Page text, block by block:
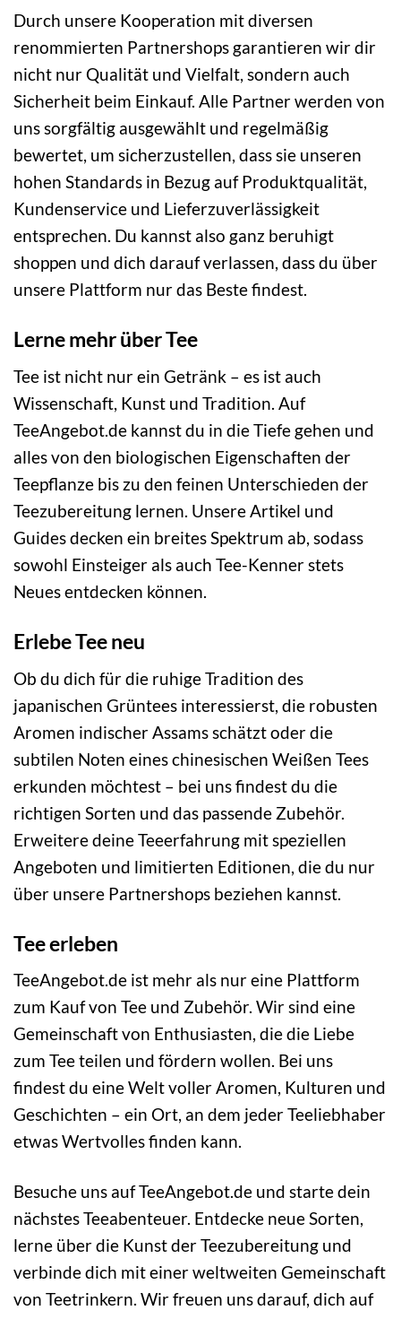
Durch unsere Kooperation mit diversen
renommierten Partnershops garantieren wir dir
nicht nur Qualität und Vielfalt, sondern auch
Sicherheit beim Einkauf. Alle Partner werden von
uns sorgfältig ausgewählt und regelmäßig
bewertet, um sicherzustellen, dass sie unseren
hohen Standards in Bezug auf Produktqualität,
Kundenservice und Lieferzuverlässigkeit
entsprechen. Du kannst also ganz beruhigt
shoppen und dich darauf verlassen, dass du über
unsere Plattform nur das Beste findest.
Lerne mehr über Tee
Tee ist nicht nur ein Getränk – es ist auch
Wissenschaft, Kunst und Tradition. Auf
TeeAngebot.de kannst du in die Tiefe gehen und
alles von den biologischen Eigenschaften der
Teepflanze bis zu den feinen Unterschieden der
Teezubereitung lernen. Unsere Artikel und
Guides decken ein breites Spektrum ab, sodass
sowohl Einsteiger als auch Tee-Kenner stets
Neues entdecken können.
Erlebe Tee neu
Ob du dich für die ruhige Tradition des
japanischen Grüntees interessierst, die robusten
Aromen indischer Assams schätzt oder die
subtilen Noten eines chinesischen Weißen Tees
erkunden möchtest – bei uns findest du die
richtigen Sorten und das passende Zubehör.
Erweitere deine Teeerfahrung mit speziellen
Angeboten und limitierten Editionen, die du nur
über unsere Partnershops beziehen kannst.
Tee erleben
TeeAngebot.de ist mehr als nur eine Plattform
zum Kauf von Tee und Zubehör. Wir sind eine
Gemeinschaft von Enthusiasten, die die Liebe
zum Tee teilen und fördern wollen. Bei uns
findest du eine Welt voller Aromen, Kulturen und
Geschichten – ein Ort, an dem jeder Teeliebhaber
etwas Wertvolles finden kann.
Besuche uns auf TeeAngebot.de und starte dein
nächstes Teeabenteuer. Entdecke neue Sorten,
lerne über die Kunst der Teezubereitung und
verbinde dich mit einer weltweiten Gemeinschaft
von Teetrinkern. Wir freuen uns darauf, dich auf